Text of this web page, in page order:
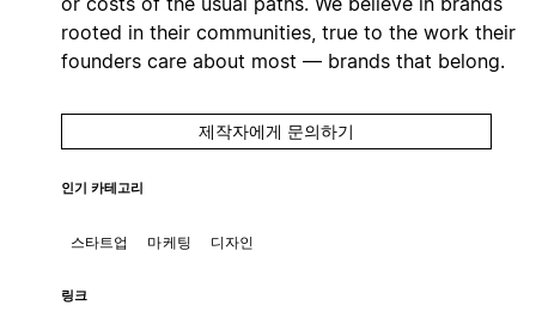
rooted in their communities, true to the work their
founders care about most — brands that belong.
제작자에게 문의하기
인기 카테고리
스타트업 마케팅 디자인
링크